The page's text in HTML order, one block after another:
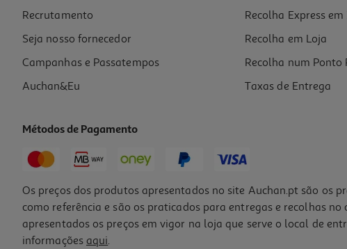
9,90 €
Recrutamento
Seja nosso fornecedor
Campanhas e Passatempos
Auchan&Eu
Recolha Express em
Recolha em Loja
Recolha num Ponto
Taxas de Entrega
Métodos de Pagamento
Os preços dos produtos apresentados no site Auchan.pt são os
como referência e são os praticados para entregas e recolhas
apresentados os preços em vigor na loja que serve o local de
informações aqui.